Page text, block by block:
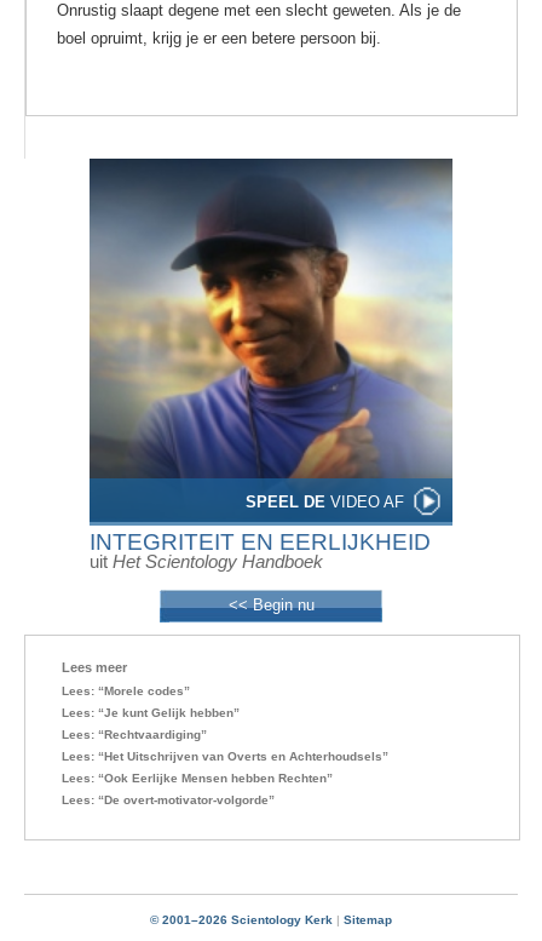
SPEEL DE VIDEO AF
INTEGRITEIT EN EERLIJKHEID
uit Het Scientology Handboek
<< Begin nu
Onrustig slaapt degene met een slecht geweten. Als je de
boel opruimt, krijg je er een betere persoon bij.
Lees meer
Lees: “Morele codes”
Lees: “Je kunt Gelijk hebben”
Lees: “Rechtvaardiging”
Lees: “Het Uitschrijven van Overts en Achterhoudsels”
Lees: “Ook Eerlijke Mensen hebben Rechten”
Lees: “De overt-motivator-volgorde”
© 2001–2026 Scientology Kerk | Sitemap